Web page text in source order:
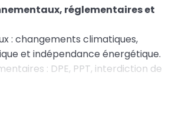
réglementaires et
: changements climatiques,
et indépendance énergétique.
: DPE, PPT, interdiction de
d’énergie, valeur verte / décote